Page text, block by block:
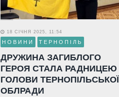
18 СІЧНЯ 2025, 11:54
НОВИНИ ТЕРНОПІЛЬ
ДРУЖИНА ЗАГИБЛОГО
ГЕРОЯ СТАЛА РАДНИЦЕЮ
ГОЛОВИ ТЕРНОПІЛЬСЬКОЇ
ОБЛРАДИ